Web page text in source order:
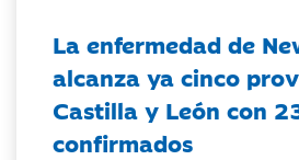
La enfermedad de
alcanza ya cinco
Castilla y León con
confirmados